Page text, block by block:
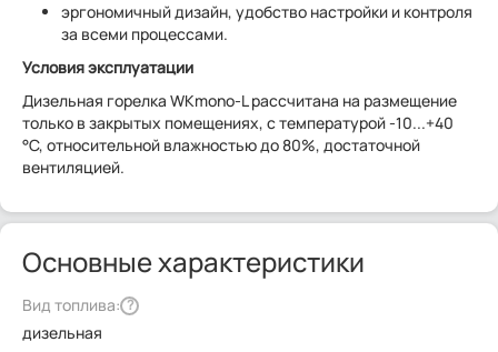
эргономичный дизайн, удобство настройки и контроля
за всеми процессами.
Условия эксплуатации
Дизельная горелка WKmono-L рассчитана на размещение
только в закрытых помещениях, с температурой -10...+40
°C, относительной влажностью до 80%, достаточной
вентиляцией.
Основные характеристики
Вид топлива: ?
дизельная